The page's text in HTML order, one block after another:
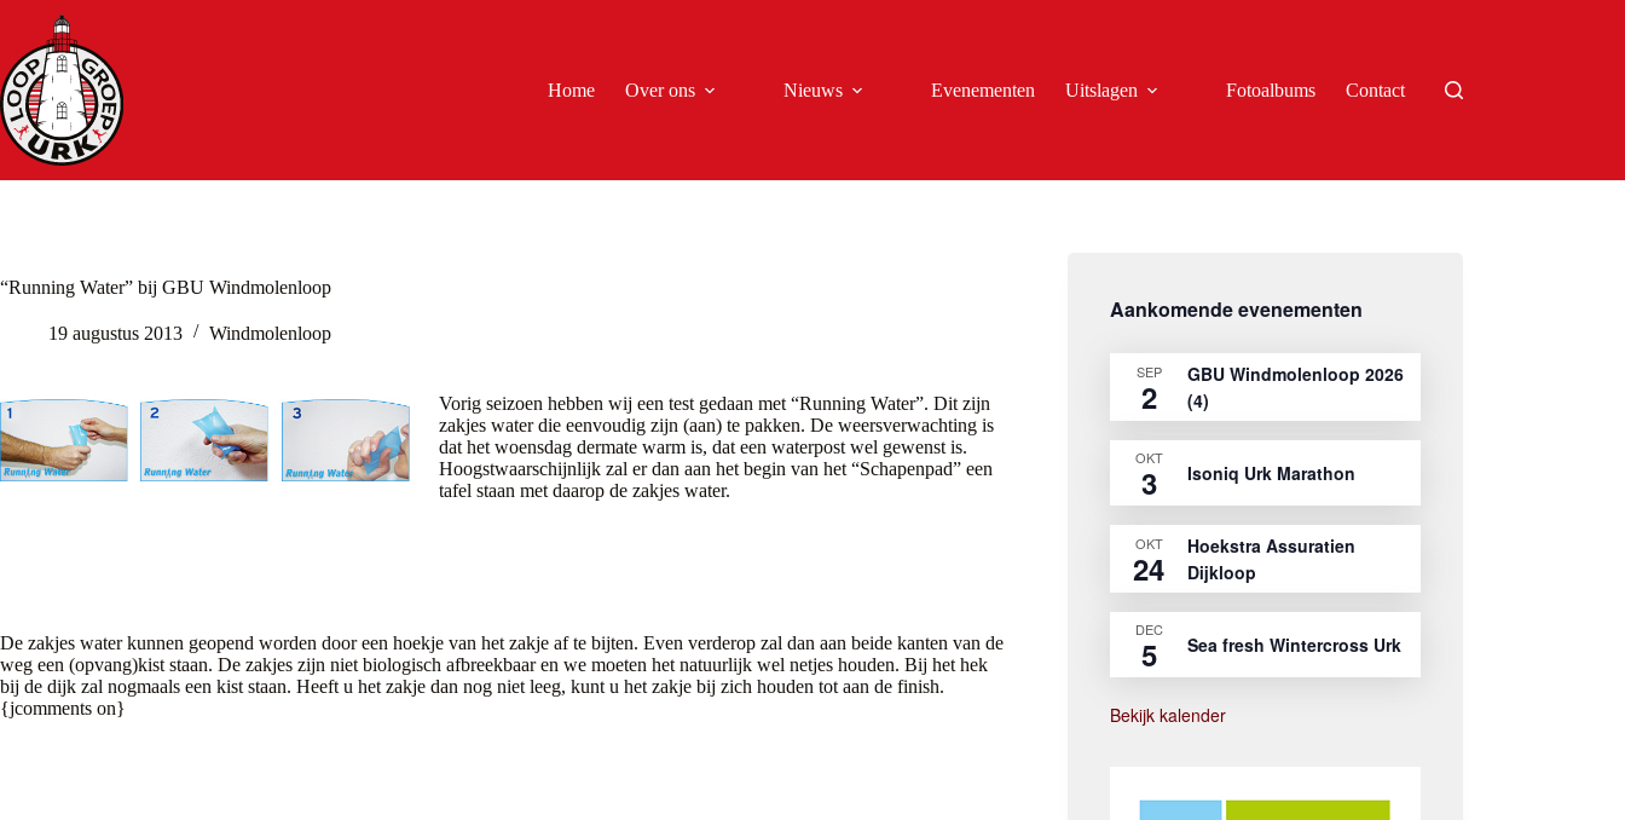
inhoud
Home Over ons Nieuws Evenementen Uitslagen Fotoalbums Contact
“Running Water” bij GBU Windmolenloop
19 augustus 2013 Windmolenloop
Vorig seizoen hebben wij een test gedaan met “Running Water”. Dit zijn
zakjes water die eenvoudig zijn (aan) te pakken. De weersverwachting is
dat het woensdag dermate warm is, dat een waterpost wel gewenst is.
Hoogstwaarschijnlijk zal er dan aan het begin van het “Schapenpad” een
tafel staan met daarop de zakjes water.
De zakjes water kunnen geopend worden door een hoekje van het zakje af te bijten. Even verderop zal dan aan beide kanten van de
weg een (opvang)kist staan. De zakjes zijn niet biologisch afbreekbaar en we moeten het natuurlijk wel netjes houden. Bij het hek
bij de dijk zal nogmaals een kist staan. Heeft u het zakje dan nog niet leeg, kunt u het zakje bij zich houden tot aan de finish.
{jcomments on}
Aankomende evenementen
SEP
2
GBU Windmolenloop 2026
(4)
OKT
3 Isoniq Urk Marathon
OKT
24
Hoekstra Assuratien
Dijkloop
DEC
5 Sea fresh Wintercross Urk
Bekijk kalender